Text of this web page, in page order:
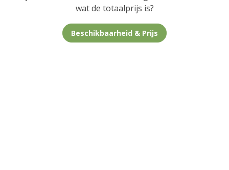
wat de totaalprijs is?
Beschikbaarheid & Prijs